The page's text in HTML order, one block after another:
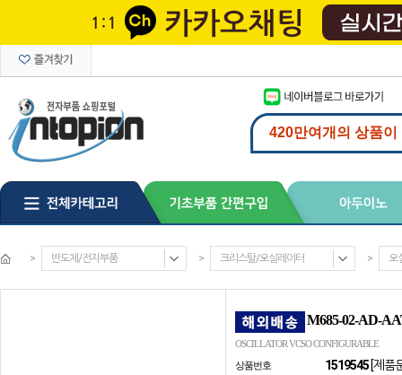
> 반도체/전자부품 > 크리스탈/오실레이터 > 오
M685-02-AD-
OSCILLATOR VCSO CONFIGURABLE
상품번호
1519545 [제품